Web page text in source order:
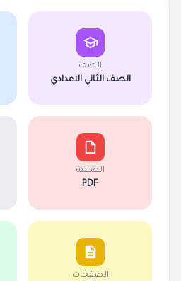
الصف
الصف الثاني الاعدادي
الصيغة
PDF
الصفحات